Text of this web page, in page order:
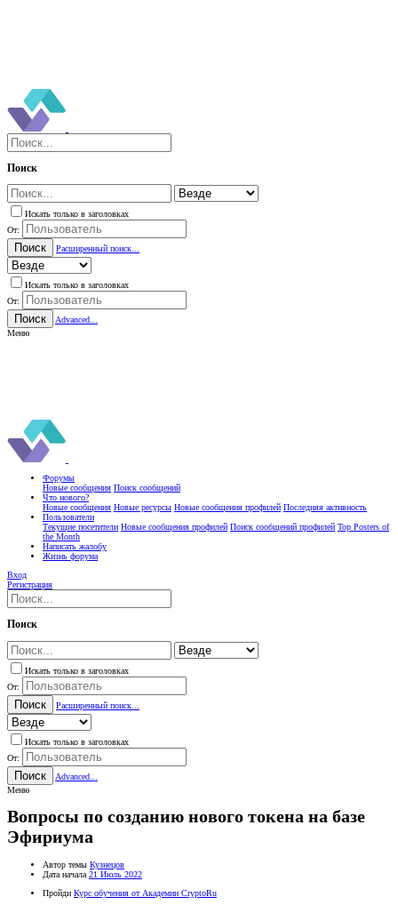
Поиск
Искать только в заголовках
От:
Поиск Расширенный поиск...
Искать только в заголовках
От:
Поиск
Advanced...
Меню
Форумы
Новые сообщения Поиск сообщений
Что нового?
Новые сообщения Новые ресурсы Новые сообщения профилей Последняя активность
Пользователи
Текущие посетители Новые сообщения профилей Поиск сообщений профилей Top Posters of
the Month
Написать жалобу
Жизнь форума
Вход
Регистрация
Поиск
Искать только в заголовках
От:
Поиск Расширенный поиск...
Искать только в заголовках
От:
Поиск
Advanced...
Меню
Вопросы по созданию нового токена на базе
Эфириума
Автор темы Кузнецов
Дата начала 21 Июль 2022
Пройди Курс обучения от Академии CryptoRu